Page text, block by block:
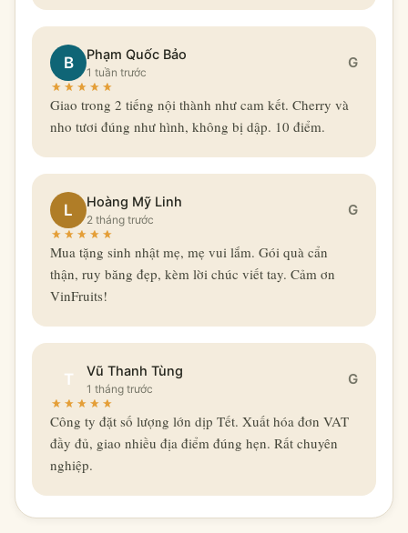
B Phạm Quốc Bảo
1 tuần trước
G
Giao trong 2 tiếng nội thành như cam kết. Cherry và
nho tươi đúng như hình, không bị dập. 10 điểm.
L Hoàng Mỹ Linh
2 tháng trước
G
Mua tặng sinh nhật mẹ, mẹ vui lắm. Gói quà cẩn
thận, ruy băng đẹp, kèm lời chúc viết tay. Cảm ơn
VinFruits!
T Vũ Thanh Tùng
1 tháng trước
G
Công ty đặt số lượng lớn dịp Tết. Xuất hóa đơn VAT
đầy đủ, giao nhiều địa điểm đúng hẹn. Rất chuyên
nghiệp.